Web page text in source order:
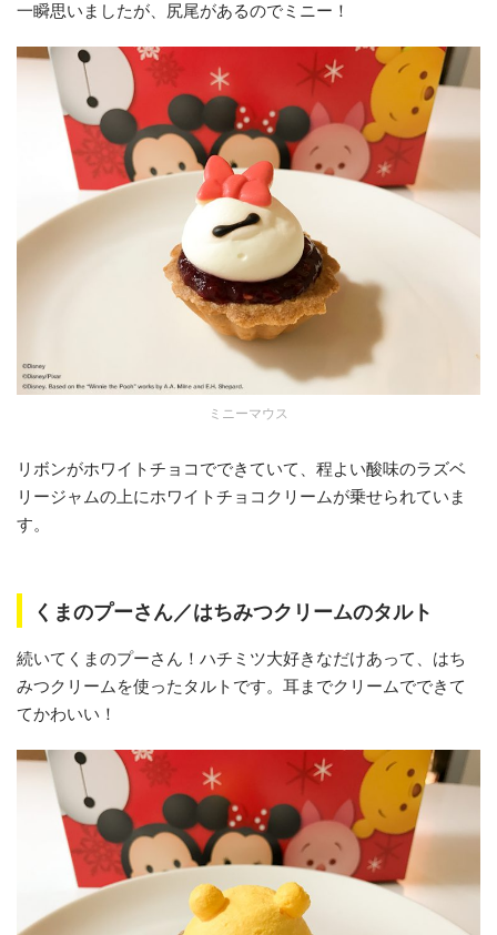
一瞬思いましたが、尻尾があるのでミニー！
ミニーマウス
リボンがホワイトチョコでできていて、程よい酸味のラズベ
リージャムの上にホワイトチョコクリームが乗せられていま
す。
くまのプーさん／はちみつクリームのタルト
続いてくまのプーさん！ハチミツ大好きなだけあって、はち
みつクリームを使ったタルトです。耳までクリームでできて
てかわいい！